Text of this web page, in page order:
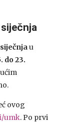
siječnjau
do 23.
ovog
umk. Po prvi